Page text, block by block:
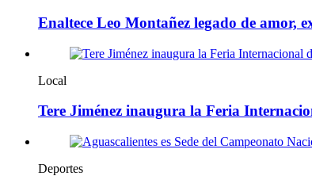
Enaltece Leo Montañez legado de amor,
Local
Tere Jiménez inaugura la Feria
Deportes